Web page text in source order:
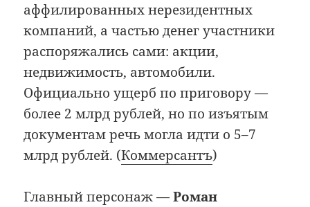
аффилированных нерезидентных
компаний, а частью денег участники
распоряжались сами: акции,
недвижимость, автомобили.
Официально ущерб по приговору —
более 2 млрд рублей, но по изъятым
документам речь могла идти о 5–7
млрд рублей. (Коммерсантъ)
Главный персонаж —Роман